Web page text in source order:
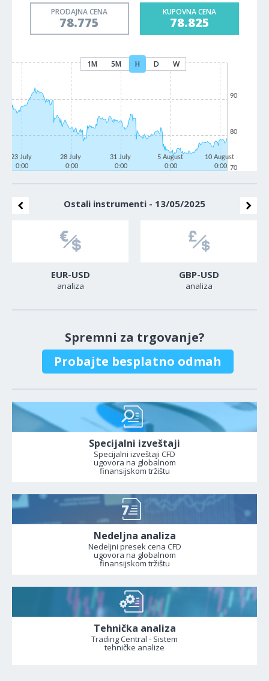
PRODAJNA CENA
78.775
KUPOVNA CENA
78.825
1M 5M H D W
23 July
0:00
28 July
0:00
31 July
0:00
5 August
0:00
10 August
0:00 70
80
90
Ostali instrumenti - 13/05/2025
EUR-USD
analiza
GBP-USD
analiza
Spremni za trgovanje?
Probajte besplatno odmah
Specijalni izveštaji
Specijalni izveštaji CFD
ugovora na globalnom
finansijskom tržištu
Nedeljna analiza
Nedeljni presek cena CFD
ugovora na globalnom
finansijskom tržištu
Tehnička analiza
Trading Central - Sistem
tehničke analize